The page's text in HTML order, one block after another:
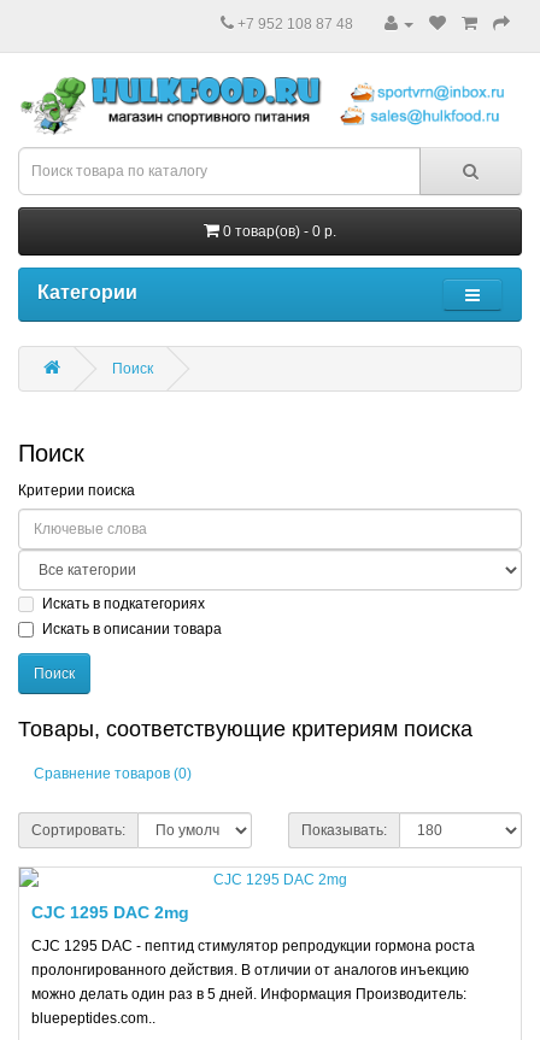
+7 952 108 87 48
0 товар(ов) - 0 р.
Категории
Поиск
Поиск
Критерии поиска
Искать в подкатегориях
Искать в описании товара
Товары, соответствующие критериям поиска
Сравнение товаров (0)
Сортировать: Показывать:
CJC 1295 DAC 2mg
CJC 1295 DAC - пептид стимулятор репродукции гормона роста
пролонгированного действия. В отличии от аналогов инъекцию
можно делать один раз в 5 дней. Информация Производитель:
bluepeptides.com..